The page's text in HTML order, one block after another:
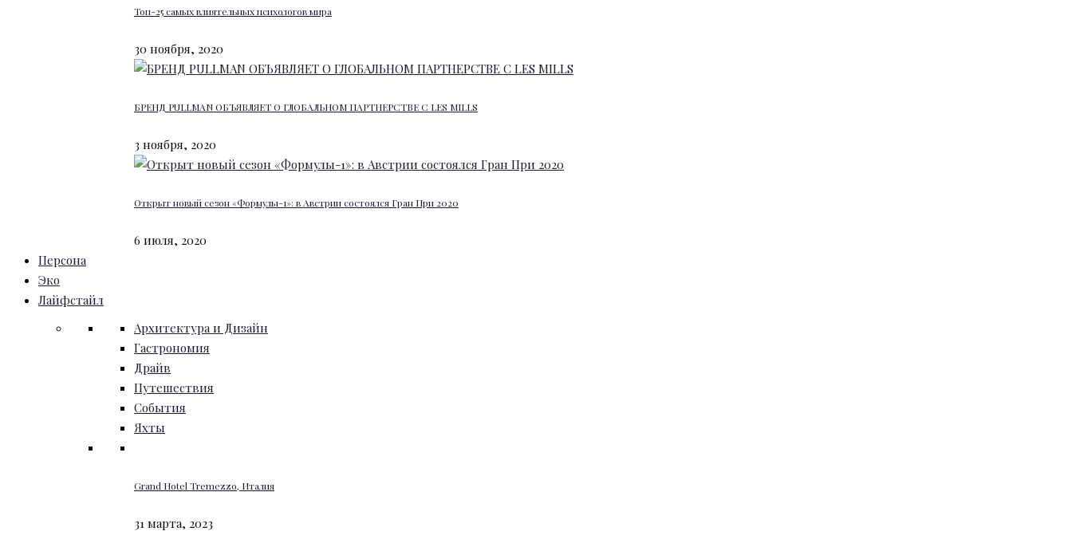
Топ-25 самых влиятельных психологов мира
30 ноября, 2020
БРЕНД PULLMAN ОБЪЯВЛЯЕТ О ГЛОБАЛЬНОМ ПАРТНЕРСТВЕ С LES MILLS
3 ноября, 2020
Открыт новый сезон «Формулы-1»: в Австрии состоялся Гран При 2020
6 июля, 2020
Персона
Эко
Лайфстайл
Архитектура и Дизайн
Гастрономия
Драйв
Путешествия
События
Яхты
Grand Hotel Tremezzo, Италия
31 марта, 2023